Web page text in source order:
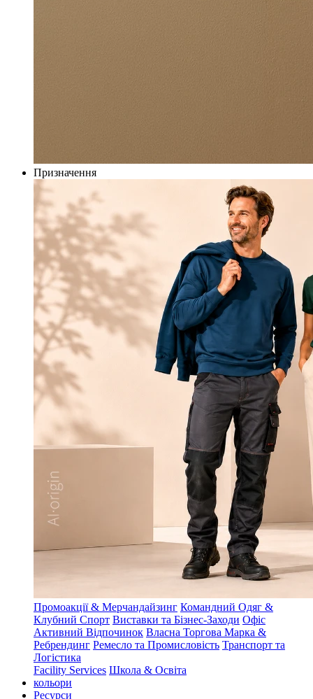
Призначення
Промоакції & Мерчандайзинг Командний Одяг &
Клубний Спорт Виставки та Бізнес-Заходи Офіс
Активний Відпочинок Власна Торгова Марка &
Ребрендинг Ремесло та Промисловість Транспорт та
Логістика
Facility Services Школа & Освіта
кольори
Ресурси